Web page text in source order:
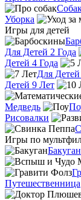
Уборка
Игры для детей
Для Детей 2 Года
Детей 4 Года
Для
Детей 9 Лет
Медведь
Рисовалки
Игры по
Бакуган
Путешественница